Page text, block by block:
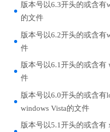
版本号以6.3开头的或含有
的文件
版本号以6.2开头的或含有
件
版本号以6.1开头的或含有
件
版本号以6.0开头的或含有
windows Vista的文件
版本号以5.1开头的或含